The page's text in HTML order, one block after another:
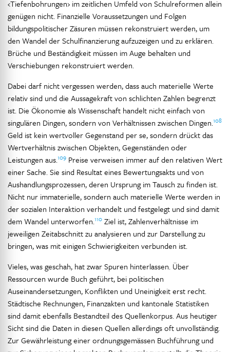
‹Tiefenbohrungen› im zeitlichen Umfeld von Schulreformen allein
genügen nicht. Finanzielle Voraussetzungen und Folgen
bildungspolitischer Zäsuren müssen rekonstruiert werden, um
den Wandel der Schulfinanzierung aufzuzeigen und zu erklären.
Brüche und Beständigkeit müssen im Auge behalten und
Verschiebungen rekonstruiert werden.
Dabei darf nicht vergessen werden, dass auch materielle Werte
relativ sind und die Aussagekraft von schlichten Zahlen begrenzt
ist. Die Ökonomie als Wissenschaft handelt nicht einfach von
singulären Dingen, sondern von Verhältnissen zwischen Dingen.108
Geld ist kein wertvoller Gegenstand per se, sondern drückt das
Wertverhältnis zwischen Objekten, Gegenständen oder
Leistungen aus.109 Preise verweisen immer auf den relativen Wert
einer Sache. Sie sind Resultat eines Bewertungsakts und von
Aushandlungsprozessen, deren Ursprung im Tausch zu finden ist.
Nicht nur immaterielle, sondern auch materielle Werte werden in
der sozialen Interaktion verhandelt und festgelegt und sind damit
dem Wandel unterworfen.110 Ziel ist, Zahlenverhältnisse im
jeweiligen Zeitabschnitt zu analysieren und zur Darstellung zu
bringen, was mit einigen Schwierigkeiten verbunden ist.
Vieles, was geschah, hat zwar Spuren hinterlassen. Über
Ressourcen wurde Buch geführt, bei politischen
Auseinandersetzungen, Konflikten und Uneinigkeit erst recht.
Städtische Rechnungen, Finanzakten und kantonale Statistiken
sind damit ebenfalls Bestandteil des Quellenkorpus. Aus heutiger
Sicht sind die Daten in diesen Quellen allerdings oft unvollständig.
Zur Gewährleistung einer ordnungsgemässen Buchführung und